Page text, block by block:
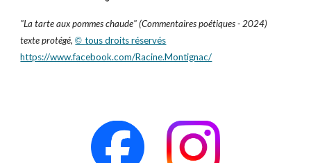
"La tarte aux pommes chaude" (Commentaires poétiques - 2024)
texte protégé,©tous droits réservés
https://www.facebook.com/Racine.Montignac/